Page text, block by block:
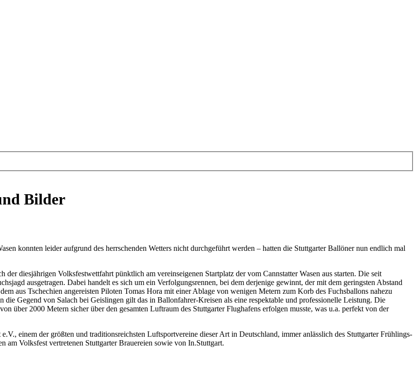
Bilder
konnten leider aufgrund des herrschenden Wetters nicht durchgeführt werden – hatten die Stuttgarter Ballöner nun endlich mal
diesjährigen Volksfestwettfahrt pünktlich am vereinseigenen Startplatz der vom Cannstatter Wasen aus starten. Die seit
ausgetragen. Dabei handelt es sich um ein Verfolgungsrennen, bei dem derjenige gewinnt, der mit dem geringsten Abstand
aus Tschechien angereisten Piloten Tomas Hora mit einer Ablage von wenigen Metern zum Korb des Fuchsballons nahezu
Gegend von Salach bei Geislingen gilt das in Ballonfahrer-Kreisen als eine respektable und professionelle Leistung. Die
über 2000 Metern sicher über den gesamten Luftraum des Stuttgarter Flughafens erfolgen musste, was u.a. perfekt von der
einem der größten und traditionsreichsten Luftsportvereine dieser Art in Deutschland, immer anlässlich des Stuttgarter Frühlings-
am Volksfest vertretenen Stuttgarter Brauereien sowie von In.Stuttgart.